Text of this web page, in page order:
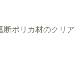
断ポリカ材のクリア